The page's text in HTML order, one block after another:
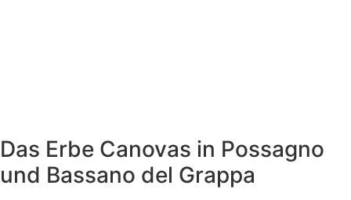
Das Erbe Canovas in Possagno
und Bassano del Grappa